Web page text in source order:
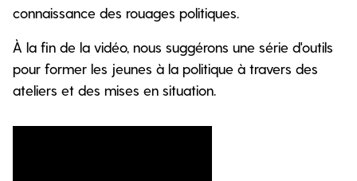
connaissance des rouages politiques.
À la fin de la vidéo, nous suggérons une série d'outils
pour former les jeunes à la politique à travers des
ateliers et des mises en situation.